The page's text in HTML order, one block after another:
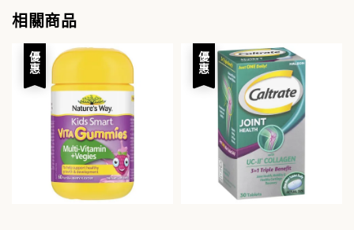
相關商品
優惠 優惠